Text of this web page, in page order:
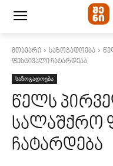
მთავარი საზოგადოება
ფესტივალი ჩატარდება
საზოგადოება
წელს
სალაშქრო
ჩატარდება